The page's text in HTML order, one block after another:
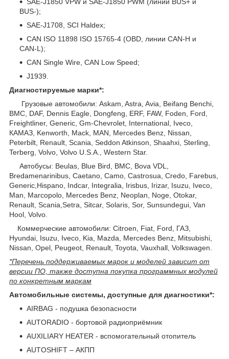
SAE-J1850 VPW и SAE-J1850 PWM (линии BUS+ и
BUS-);
SAE-J1708, SCI Haldex;
CAN ISO 11898 ISO 15765-4 (OBD, линии CAN-H и
CAN-L);
CAN Single Wire, CAN Low Speed;
J1939.
Диагностируемые марки*:
Грузовые автомобили: Askam, Astra, Avia, Beifang Benchi,
BMC, DAF, Dennis Eagle, Dongfeng, ERF, FAW, Foden, Ford,
Freightliner, Generic, Gm-Chevrolet, International, Iveco,
КАМАЗ, Kenworth, Mack, MAN, Mercedes Benz, Nissan,
Peterbilt, Renault, Scania, Seddon Atkinson, Shaahxi, Sterling,
Terberg, Volvo, Volvo U.S.A., Western Star.
Автобусы: Beulas, Blue Bird, BMC, Bova VDL,
Bredamenarinibus, Caetano, Camo, Castrosua, Credo, Farebus,
Generic,Hispano, Indcar, Integralia, Irisbus, Irizar, Isuzu, Iveco,
Man, Marcopolo, Mercedes Benz, Neoplan, Noge, Otokar,
Renault, Scania,Setra, Sitcar, Solaris, Sor, Sunsundegui, Van
Hool, Volvo.
Коммерческие автомобили: Citroen, Fiat, Ford, ГАЗ,
Hyundai, Isuzu, Iveco, Kia, Mazda, Mercedes Benz, Mitsubishi,
Nissan, Opel, Peugeot, Renault, Toyota, Vauxhall, Volkswagen.
*Перечень поддерживаемых марок и моделей зависит от
версии ПО, также доступна покупка программных модулей
по конкретным маркам
Автомобильные системы, доступные для диагностики*:
AIRBAG - подушка безопасности
AUTORADIO - бортовой радиоприёмник
AUXILIARY HEATER - вспомогательный отопитель
AUTOSHIFT – АКПП